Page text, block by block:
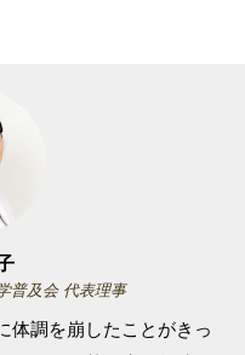
普及会 代表理事
体調を崩したことがきっ